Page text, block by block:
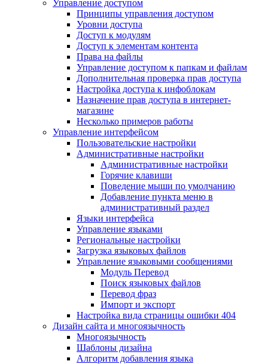
Управление доступом
Принципы управления доступом
Уровни доступа
Доступ к модулям
Доступ к элементам контента
Права на файлы
Управление доступом к папкам и файлам
Дополнительная проверка прав доступа
Настройка доступа к инфоблокам
Назначение прав доступа в интернет-
магазине
Несколько примеров работы
Управление интерфейсом
Пользовательские настройки
Административные настройки
Административные настройки
Горячие клавиши
Поведение мыши по умолчанию
Добавление пункта меню в
административный раздел
Языки интерфейса
Управление языками
Региональные настройки
Загрузка языковых файлов
Управление языковыми сообщениями
Mодуль Перевод
Поиск языковых файлов
Перевод фраз
Импорт и экспорт
Настройка вида страницы ошибки 404
Дизайн сайта и многоязычность
Многоязычность
Шаблоны дизайна
Алгоритм добавления языка